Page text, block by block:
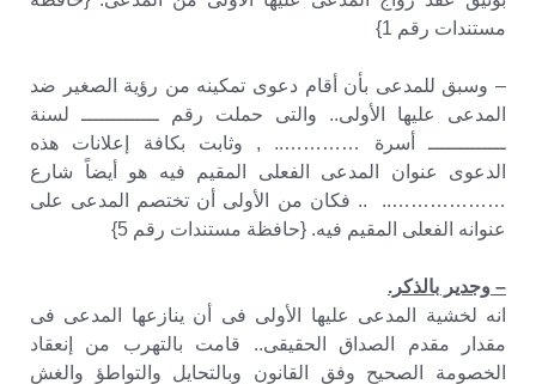
مستندات رقم 1}
– وسبق للمدعى بأن أقام دعوى تمكينه من رؤية الصغير ضد
المدعى عليها الأولى.. والتى حملت رقم ـــــــــــــ لسنة
ـــــــــــــ أسرة ………….. , وثابت بكافة إعلانات هذه
الدعوى عنوان المدعى الفعلى المقيم فيه هو أيضاً شارع
……………….. .. فكان من الأولى أن تختصم المدعى على
عنوانه الفعلى المقيم فيه. {حافظة مستندات رقم 5}
– وجدير بالذكر.
انه لخشية المدعى عليها الأولى فى أن ينازعها المدعى فى
مقدار مقدم الصداق الحقيقى.. قامت بالتهرب من إنعقاد
الخصومة الصحيح وفق القانون وبالتحايل والتواطؤ والغش